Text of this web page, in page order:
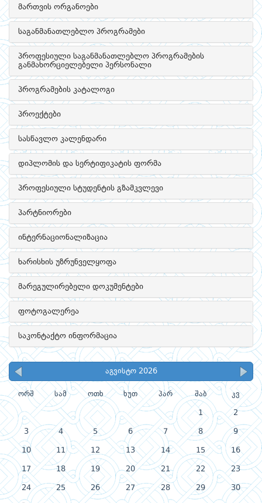
მართვის ორგანოები
საგანმანათლებლო პროგრამები
პროფესიული საგანმანათლებლო პროგრამების
განმახორციელებელი პერსონალი
პროგრამების კატალოგი
პროექტები
სასწავლო კალენდარი
დიპლომის და სერტიფიკატის ფორმა
პროფესიული სტუდენტის გზამკვლევი
პარტნიორები
ინტერნაციონალიზაცია
ხარისხის უზრუნველყოფა
მარეგულირებელი დოკუმენტები
ფოტოგალერეა
საკონტაქტო ინფორმაცია
აგვისტო 2026
ორშ სამ ოთხ ხუთ პარ შაბ კვ
1 2
3 4 5 6 7 8 9
10 11 12 13 14 15 16
17 18 19 20 21 22 23
24 25 26 27 28 29 30